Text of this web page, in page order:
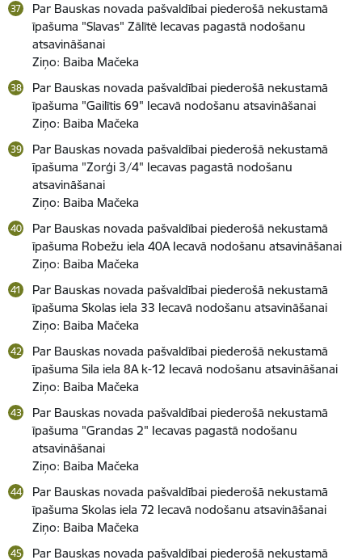
Par Bauskas novada pašvaldībai piederošā nekustamā
īpašuma "Slavas" Zālītē Iecavas pagastā nodošanu
atsavināšanai
Ziņo: Baiba Mačeka
Par Bauskas novada pašvaldībai piederošā nekustamā
īpašuma "Gailītis 69" Iecavā nodošanu atsavināšanai
Ziņo: Baiba Mačeka
Par Bauskas novada pašvaldībai piederošā nekustamā
īpašuma "Zorģi 3/4" Iecavas pagastā nodošanu
atsavināšanai
Ziņo: Baiba Mačeka
Par Bauskas novada pašvaldībai piederošā nekustamā
īpašuma Robežu iela 40A Iecavā nodošanu atsavināšanai
Ziņo: Baiba Mačeka
Par Bauskas novada pašvaldībai piederošā nekustamā
īpašuma Skolas iela 33 Iecavā nodošanu atsavināšanai
Ziņo: Baiba Mačeka
Par Bauskas novada pašvaldībai piederošā nekustamā
īpašuma Sila iela 8A k-12 Iecavā nodošanu atsavināšanai
Ziņo: Baiba Mačeka
Par Bauskas novada pašvaldībai piederošā nekustamā
īpašuma "Grandas 2" Iecavas pagastā nodošanu
atsavināšanai
Ziņo: Baiba Mačeka
Par Bauskas novada pašvaldībai piederošā nekustamā
īpašuma Skolas iela 72 Iecavā nodošanu atsavināšanai
Ziņo: Baiba Mačeka
Par Bauskas novada pašvaldībai piederošā nekustamā